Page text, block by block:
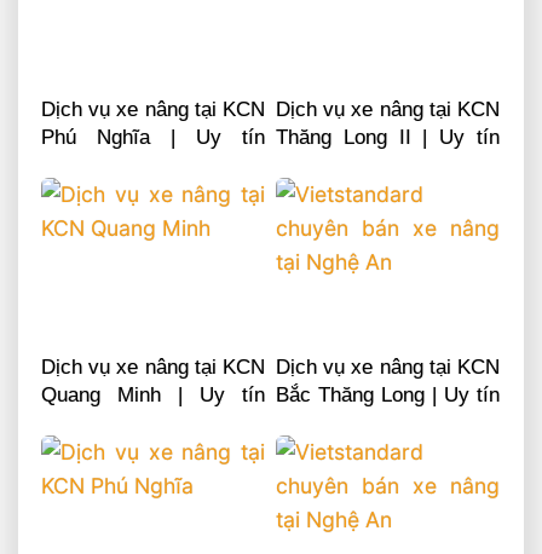
Dịch vụ xe nâng tại KCN
Phú Nghĩa | Uy tín
0868481555
Dịch vụ xe nâng tại KCN
Thăng Long II | Uy tín
0868481555
Dịch vụ xe nâng tại KCN
Quang Minh | Uy tín
0868481555
Dịch vụ xe nâng tại KCN
Bắc Thăng Long | Uy tín
0868481555